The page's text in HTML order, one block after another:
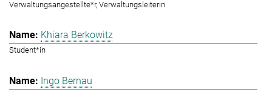
Verwaltungsangestellte*r, Verwaltungsleiterin
Khiara Berkowitz
Student*in
Ingo Bernau